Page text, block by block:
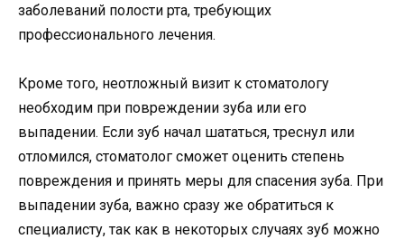
заболеваний полости рта, требующих
профессионального лечения.
Кроме того, неотложный визит к стоматологу
необходим при повреждении зуба или его
выпадении. Если зуб начал шататься, треснул или
отломился, стоматолог сможет оценить степень
повреждения и принять меры для спасения зуба. При
выпадении зуба, важно сразу же обратиться к
специалисту, так как в некоторых случаях зуб можно